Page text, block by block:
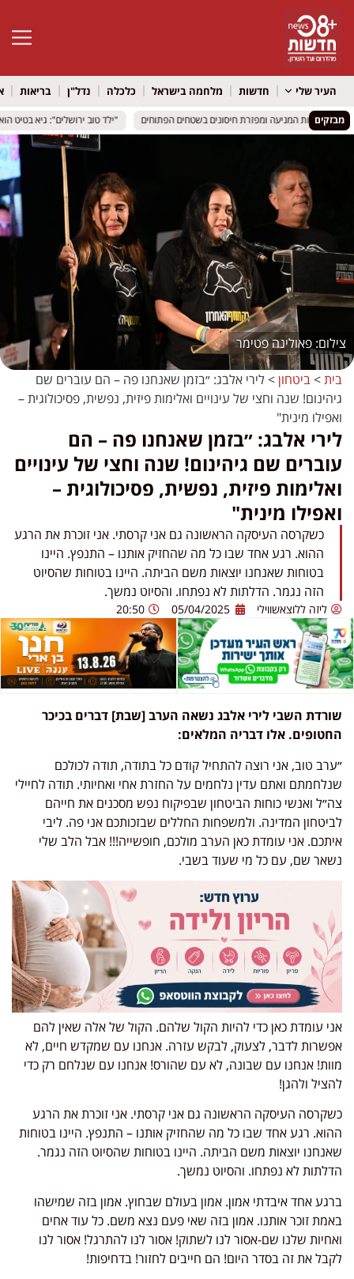
פתח
העיר שלי חדשות מלחמה בישראל כלכלה נדל"ן בריאות
מבזקים
פעילות המניעה ומפזרת חיסונים בשטחים הפתוחים
פעילות המניעה ומפזרת חיסונים בשטחים הפתוחים "ילד טוב ירושלים": גיא בטיט
"ילד טוב ירושלים": גיא בטיט
פאולינה פטימר
בית>ביטחון>לירי אלבג: ״בזמן שאנחנו פה – הם עוברים שם
גיהינום! שנה וחצי של עינויים ואלימות פיזית, נפשית, פסיכולוגית –
ואפילו מינית"
לירי אלבג: ״בזמן שאנחנו פה – הם
עוברים שם גיהינום! שנה וחצי של עינויים
ואלימות פיזית, נפשית, פסיכולוגית –
ואפילו מינית"
כשקרסה העיסקה הראשונה גם אני קרסתי. אני זוכרת את הרגע
ההוא. רגע אחד שבו כל מה שהחזיק אותנו – התנפץ. היינו
בטוחות שאנחנו יוצאות משם הביתה. היינו בטוחות שהסיוט
הזה נגמר. הדלתות לא נפתחו. והסיוט נמשך.
ליזה ללוצאשווילי 05/04/2025
20:50
שורדת השבי לירי אלבג נשאה הערב [שבת] דברים בכיכר
החטופים. אלו דבריה המלאים:
״ערב טוב, אני רוצה להתחיל קודם כל בתודה, תודה לכולכם
שנלחמתם ואתם עדין נלחמים על החזרת אחי ואחיותי. תודה לחיילי
צה״ל ואנשי כוחות הביטחון שבפיקוח נפש מסכנים את חייהם
לביטחון המדינה. ולמשפחות החללים שבזכותכם אני פה. ליבי
איתכם. אני עומדת כאן הערב מולכם, חופשייה!!! אבל הלב שלי
נשאר שם, עם כל מי שעוד בשבי.
אני עומדת כאן כדי להיות הקול שלהם. הקול של אלה שאין להם
אפשרות לדבר, לצעוק, לבקש עזרה. אנחנו עם שמקדש חיים, לא
מוות! אנחנו עם שבונה, לא עם שהורס! אנחנו עם שנלחם רק כדי
להציל ולהגן!
כשקרסה העיסקה הראשונה גם אני קרסתי. אני זוכרת את הרגע
ההוא. רגע אחד שבו כל מה שהחזיק אותנו – התנפץ. היינו בטוחות
שאנחנו יוצאות משם הביתה. היינו בטוחות שהסיוט הזה נגמר.
הדלתות לא נפתחו. והסיוט נמשך.
ברגע אחד איבדתי אמון. אמון בעולם שבחוץ. אמון בזה שמישהו
באמת זוכר אותנו. אמון בזה שאי פעם נצא משם. כל עוד אחים
ואחיות שלנו שם-אסור לנו לשתוק! אסור לנו להתרגל! אסור לנו
לקבל את זה בסדר היום! הם חייבים לחזור! בדחיפות!